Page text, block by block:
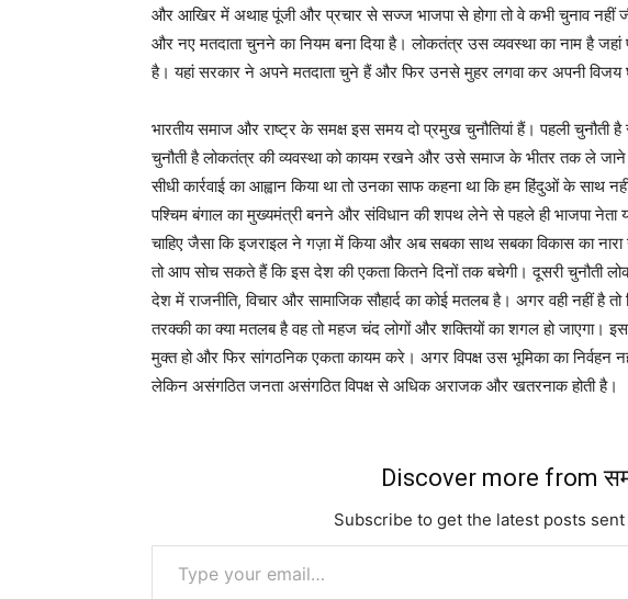
और आखिर में अथाह पूंजी और प्रचार से सज्ज भाजपा से होगा तो वे कभी चुनाव
और नए मतदाता चुनने का नियम बना दिया है। लोकतंत्र उस व्यवस्था का नाम है
है। यहां सरकार ने अपने मतदाता चुने हैं और फिर उनसे मुहर लगवा कर अपनी विजय
भारतीय समाज और राष्ट्र के समक्ष इस समय दो प्रमुख चुनौतियां हैं। पहली चुनौती
चुनौती है लोकतंत्र की व्यवस्था को कायम रखने और उसे समाज के भीतर तक ले
सीधी कार्रवाई का आह्वान किया था तो उनका साफ कहना था कि हम हिंदुओं के
पश्चिम बंगाल का मुख्यमंत्री बनने और संविधान की शपथ लेने से पहले ही भाजपा नेता
चाहिए जैसा कि इजराइल ने गज़ा में किया और अब सबका साथ सबका विकास का नारा
तो आप सोच सकते हैं कि इस देश की एकता कितने दिनों तक बचेगी। दूसरी चुनौती
देश में राजनीति, विचार और सामाजिक सौहार्द का कोई मतलब है। अगर वही नहीं है
तरक्की का क्या मतलब है वह तो महज चंद लोगों और शक्तियों का शगल हो जाएगा।
मुक्त हो और फिर सांगठनिक एकता कायम करे। अगर विपक्ष उस भूमिका का निर्वहन
लेकिन असंगठित जनता असंगठित विपक्ष से अधिक अराजक और खतरनाक होती है।
Discover more from
Subscribe to get the latest posts
Type your email…